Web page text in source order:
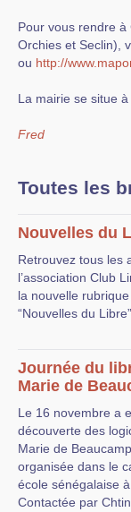
Pour vous rendre
Orchies et Seclin),
ou http://
La mairie se situe à
Fred
Toutes les
Nouvelles du
Retrouvez tous les
l’association Club
la nouvelle
“Nouvelles du Libre”
Journée du
Marie de
Le 16 novembre a
découverte des
Marie de
organisée dans le
école sénégalaise à
Contactée par